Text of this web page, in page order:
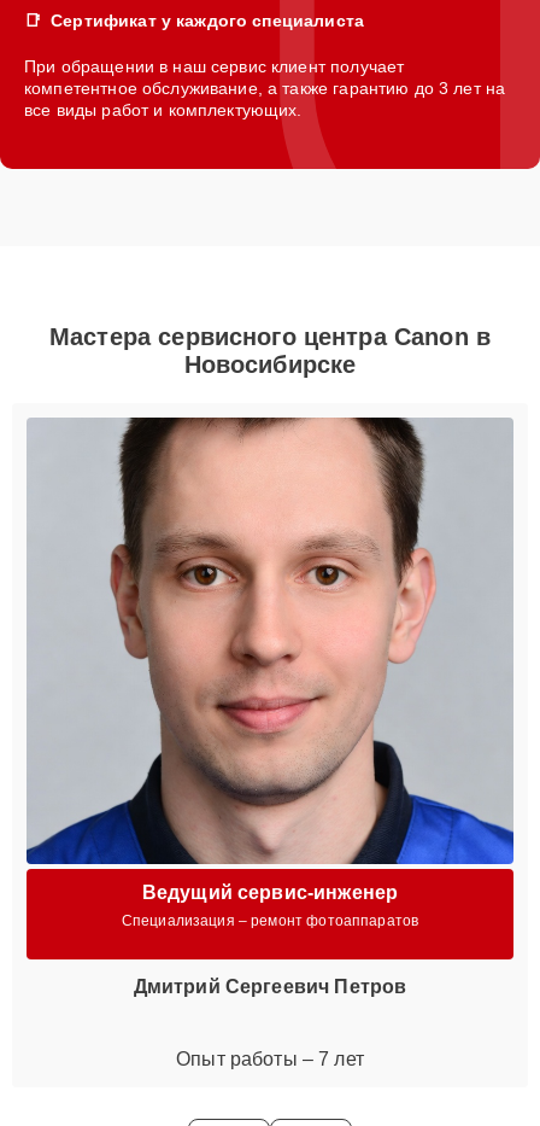
Сертификат у каждого специалиста
При обращении в наш сервис клиент получает
компетентное обслуживание, а также гарантию до 3 лет на
все виды работ и комплектующих.
Мастера сервисного центра Canon в
Новосибирске
Ведущий сервис-инженер
Специализация – ремонт фотоаппаратов
Дмитрий Сергеевич Петров
Опыт работы – 7 лет